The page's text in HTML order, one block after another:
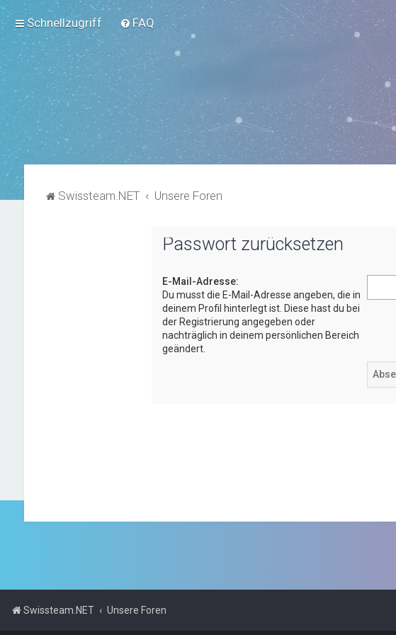
Schnellzugriff FAQ
Swissteam.NET Unsere Foren
Passwort zurücksetzen
E-Mail-Adresse:
Du musst die E-Mail-Adresse angeben, die in
deinem Profil hinterlegt ist. Diese hast du bei
der Registrierung angegeben oder
nachträglich in deinem persönlichen Bereich
geändert.
Swissteam.NET Unsere Foren